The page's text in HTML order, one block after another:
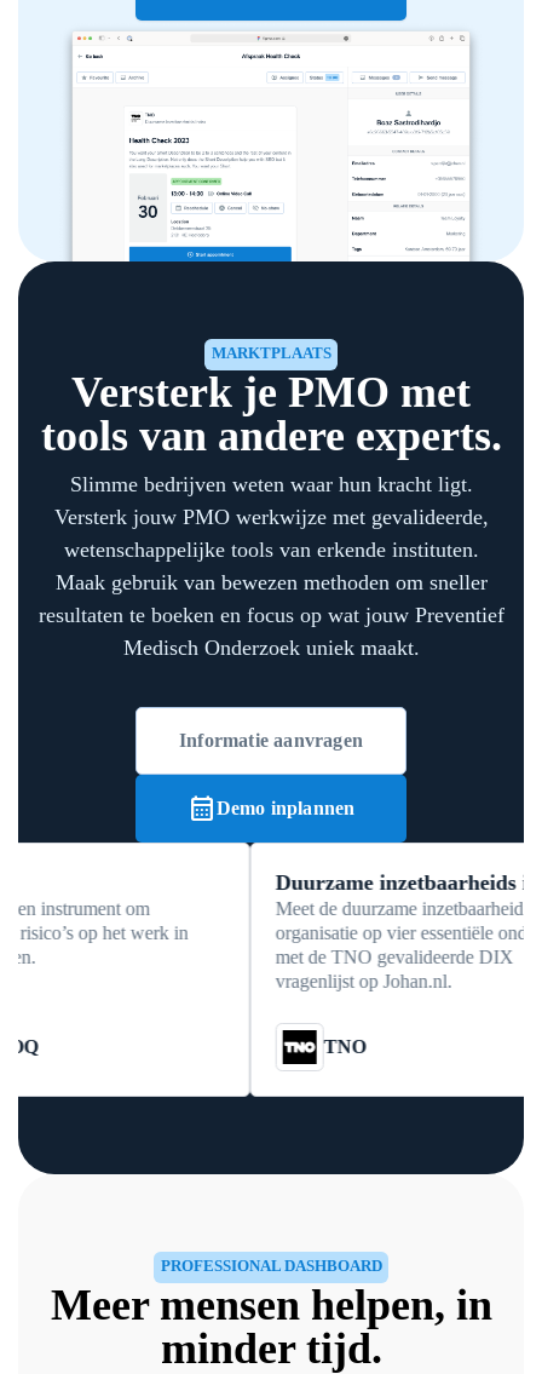
MARKTPLAATS
Versterk je PMO met
tools van andere experts.
Slimme bedrijven weten waar hun kracht ligt.
Versterk jouw PMO werkwijze met gevalideerde,
wetenschappelijke tools van erkende instituten.
Maak gebruik van bewezen methoden om sneller
resultaten te boeken en focus op wat jouw Preventief
Medisch Onderzoek uniek maakt.
Informatie aanvragen
calendar_monthDemo inplannen
om
op het werk in
Duurzame inzetbaarheids index
Meet de duurzame inzetbaarheid van
organisatie op vier essentiële onderdelen
met de TNO gevalideerde DIX
vragenlijst op Johan.nl.
TNO
PROFESSIONAL DASHBOARD
Meer mensen helpen, in
minder tijd.